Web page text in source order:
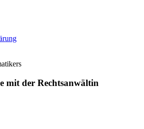
mit der Rechtsanwältin